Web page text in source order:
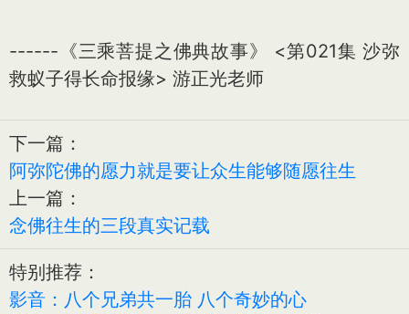
------《三乘菩提之佛典故事》 <第021集 沙弥
救蚁子得长命报缘> 游正光老师
下一篇：
阿弥陀佛的愿力就是要让众生能够随愿往生
上一篇：
念佛往生的三段真实记载
特别推荐：
影音：八个兄弟共一胎 八个奇妙的心